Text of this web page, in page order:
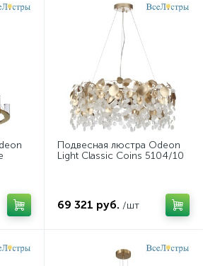
Подвесная люстра Odeon
Light Classic Coins 5104/10
69 321 руб. /шт